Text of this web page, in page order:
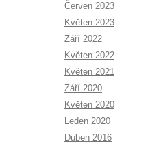
Červen 2023
Květen 2023
Září 2022
Květen 2022
Květen 2021
Září 2020
Květen 2020
Leden 2020
Duben 2016